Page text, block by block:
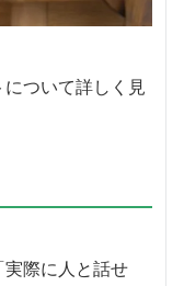
ついて詳しく見
際に人と話せ